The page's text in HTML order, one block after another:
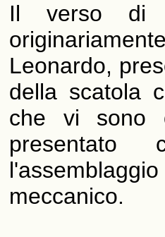
Il verso di
Leonardo,
della scatola
che vi sono
presentato
meccanico.